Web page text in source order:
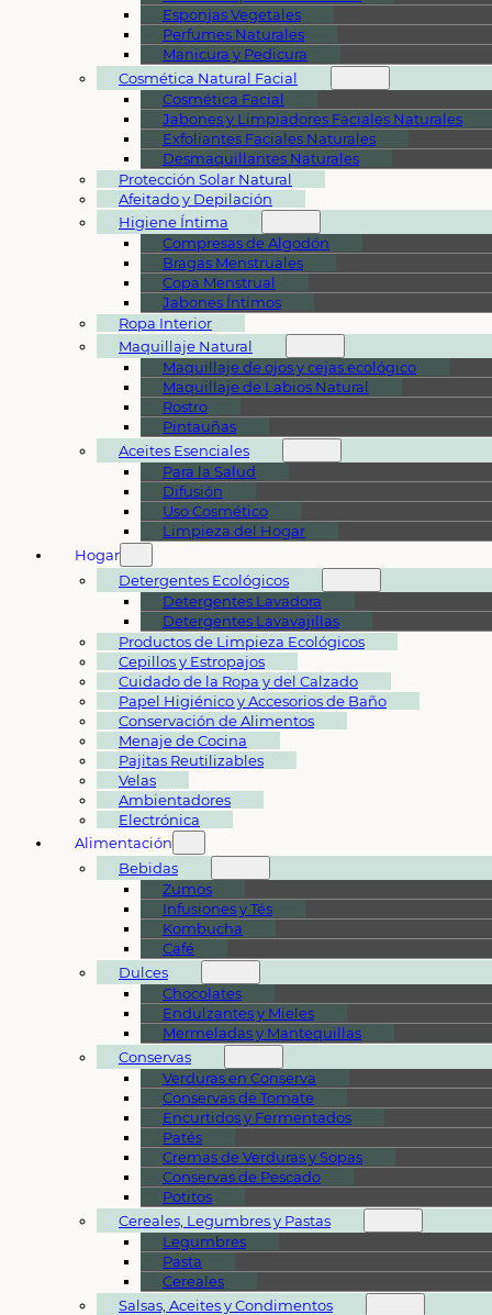
Esponjas Vegetales
Perfumes Naturales
Manicura y Pedicura
Cosmética Natural Facial
Cosmética Facial
Jabones y Limpiadores Faciales Naturales
Exfoliantes Faciales Naturales
Desmaquillantes Naturales
Protección Solar Natural
Afeitado y Depilación
Higiene Íntima
Compresas de Algodón
Bragas Menstruales
Copa Menstrual
Jabones Íntimos
Ropa Interior
Maquillaje Natural
Maquillaje de ojos y cejas ecológico
Maquillaje de Labios Natural
Rostro
Pintauñas
Aceites Esenciales
Para la Salud
Difusión
Uso Cosmético
Limpieza del Hogar
Hogar
Detergentes Ecológicos
Detergentes Lavadora
Detergentes Lavavajillas
Productos de Limpieza Ecológicos
Cepillos y Estropajos
Cuidado de la Ropa y del Calzado
Papel Higiénico y Accesorios de Baño
Conservación de Alimentos
Menaje de Cocina
Pajitas Reutilizables
Velas
Ambientadores
Electrónica
Alimentación
Bebidas
Zumos
Infusiones y Tés
Kombucha
Café
Dulces
Chocolates
Endulzantes y Mieles
Mermeladas y Mantequillas
Conservas
Verduras en Conserva
Conservas de Tomate
Encurtidos y Fermentados
Patés
Cremas de Verduras y Sopas
Conservas de Pescado
Potitos
Cereales, Legumbres y Pastas
Legumbres
Pasta
Cereales
Salsas, Aceites y Condimentos